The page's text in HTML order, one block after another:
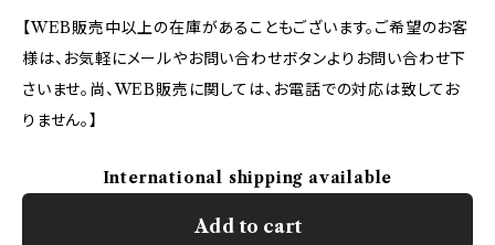
【WEB販売中以上の在庫があることもございます。ご希望のお客
様は、お気軽にメールやお問い合わせボタンよりお問い合わせ下
さいませ。尚、WEB販売に関しては、お電話での対応は致してお
りません。】
International shipping available
Add to cart